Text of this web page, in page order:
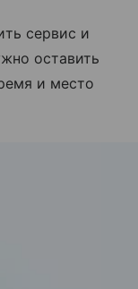
сервис и
оставить
и место